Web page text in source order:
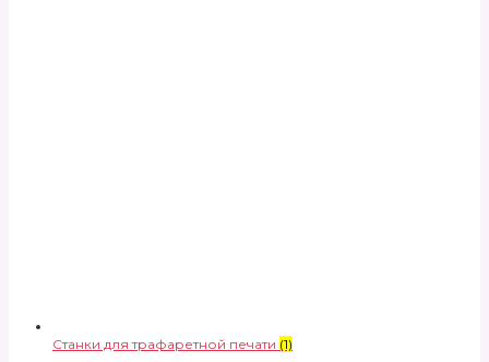
Станки для трафаретной печати (1)